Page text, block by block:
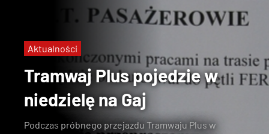
Tramwaj Plus pojedzie w
niedzielę na Gaj
Podczas próbnego przejazdu Tramwaju Plusw
Aktualności